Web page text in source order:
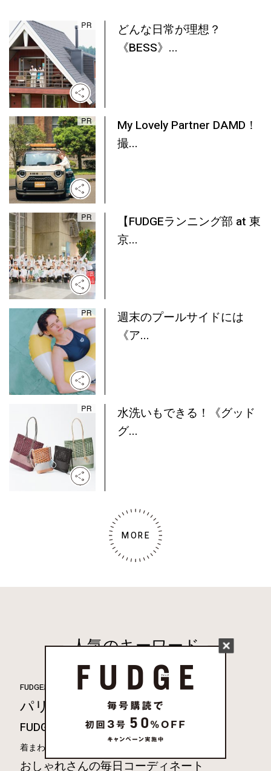
どんな日常が理想？
《BESS》...
My Lovely Partner DAMD！
撮...
【FUDGEランニング部 at 東
京...
週末のプールサイドには
《ア...
水洗いもできる！《グッド
グ...
MORE
人気のキーワード
FUDGE雑誌連動企画 占い
パリジェンヌ
FUDGE.jp12星座×血液型占い
FUDGENA
着まわし30days
おしゃれさんの毎日コーディネート